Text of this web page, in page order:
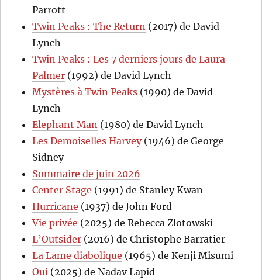
Parrott
Twin Peaks : The Return (2017) de David
Lynch
Twin Peaks : Les 7 derniers jours de Laura
Palmer (1992) de David Lynch
Mystères à Twin Peaks (1990) de David
Lynch
Elephant Man (1980) de David Lynch
Les Demoiselles Harvey(1946) de George
Sidney
Sommaire de juin 2026
Center Stage (1991) de Stanley Kwan
Hurricane (1937) de John Ford
Vie privée (2025) de Rebecca Zlotowski
L’Outsider (2016) de Christophe Barratier
La Lame diabolique (1965) de Kenji Misumi
Oui (2025) de Nadav Lapid